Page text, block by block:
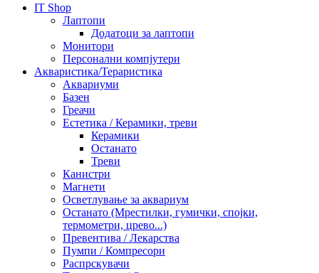
IT Shop
Лаптопи
Додатоци за лаптопи
Монитори
Персонални компјутери
Акваристика/Тераристика
Аквариуми
Базен
Греачи
Естетика / Керамики, треви
Керамики
Останато
Треви
Канистри
Магнети
Осветлување за аквариум
Останато (Мрестилки, гумички, спојки,
термометри, црево...)
Превентива / Лекарства
Пумпи / Компресори
Распрскувачи